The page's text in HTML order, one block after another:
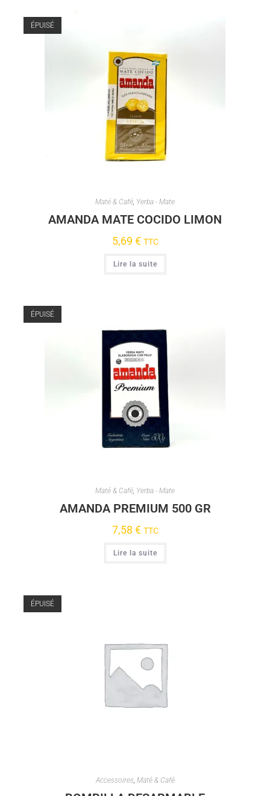
ÉPUISÉ
Maté & Café Yerba - Mate
AMANDA MATE COCIDO LIMON
5,69 € TTC
Lire la suite
ÉPUISÉ
Maté & Café, Yerba - Mate
AMANDA PREMIUM 500 GR
7,58 € TTC
Lire la suite
ÉPUISÉ
Accessoires, Maté & Café